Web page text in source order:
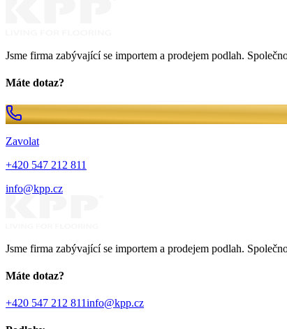
Jsme firma zabývající se importem a prodejem podlah.
Máte dotaz?
Zavolat
+420 547 212 811
info@kpp.cz
Jsme firma zabývající se importem a prodejem podlah.
Máte dotaz?
+420 547 212 811info@kpp.cz